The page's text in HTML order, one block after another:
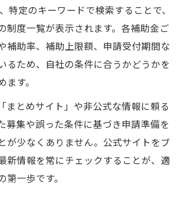
特定のキーワードで検索することで、
制度一覧が表示されます。各補助金ご
補助率、補助上限額、申請受付期間な
るため、自社の条件に合うかどうかを
ます。
まとめサイト」や非公式な情報に頼る
募集や誤った条件に基づき申請準備を
が少なくありません。公式サイトをブ
新情報を常にチェックすることが、適
第一歩です。